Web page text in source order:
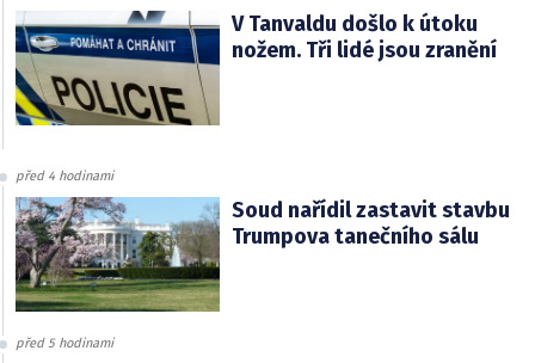
V Tanvaldu došlo k útoku
nožem. Tři lidé jsou zranění
před 4 hodinami
Soud nařídil zastavit stavbu
Trumpova tanečního sálu
před 5 hodinami